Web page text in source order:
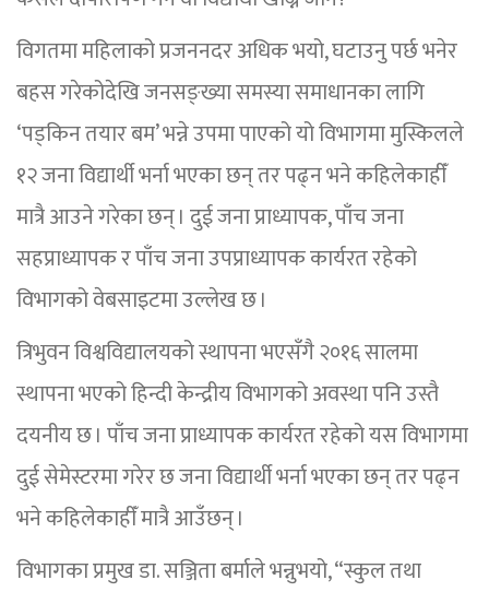
विगतमा महिलाको प्रजननदर अधिक भयो, घटाउनु पर्छ भनेर
बहस गरेकोदेखि जनसङ्ख्या समस्या समाधानका लागि
‘पड्किन तयार बम’ भन्ने उपमा पाएको यो विभागमा मुस्किलले
१२ जना विद्यार्थी भर्ना भएका छन् तर पढ्न भने कहिलेकाहीँ
मात्रै आउने गरेका छन् । दुई जना प्राध्यापक, पाँच जना
सहप्राध्यापक र पाँच जना उपप्राध्यापक कार्यरत रहेको
विभागको वेबसाइटमा उल्लेख छ ।
त्रिभुवन विश्वविद्यालयको स्थापना भएसँगै २०१६ सालमा
स्थापना भएको हिन्दी केन्द्रीय विभागको अवस्था पनि उस्तै
दयनीय छ । पाँच जना प्राध्यापक कार्यरत रहेको यस विभागमा
दुई सेमेस्टरमा गरेर छ जना विद्यार्थी भर्ना भएका छन् तर पढ्न
भने कहिलेकाहीँ मात्रै आउँछन् ।
विभागका प्रमुख डा. सञ्जिता बर्माले भन्नुभयो, “स्कुल तथा